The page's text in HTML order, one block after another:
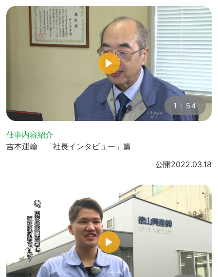
1：54
仕事内容紹介
吉本運輸 「社長インタビュー」篇
公開2022.03.18